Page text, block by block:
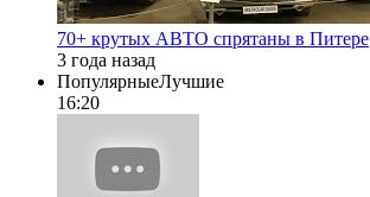
70+ крутых АВТО спрятаны в Питере
3 года назад
ПопулярныеЛучшие
16:20